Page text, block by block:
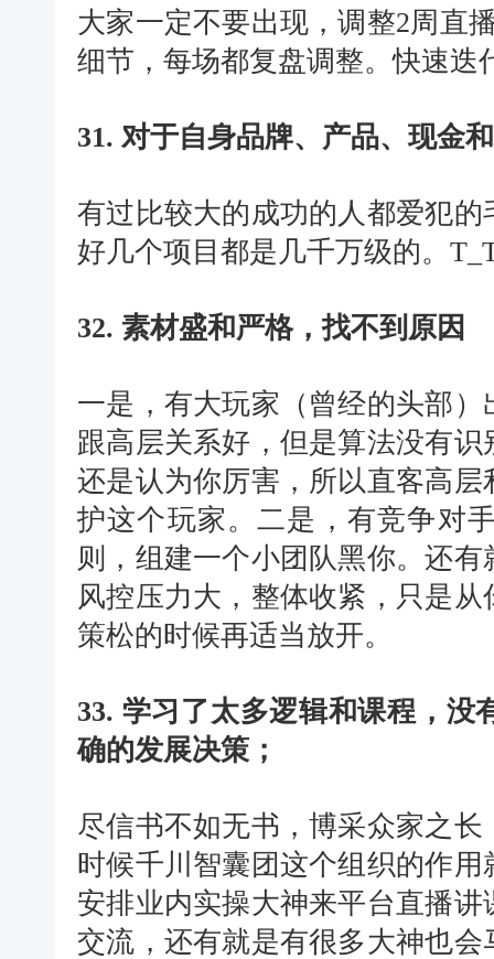
大家一定不要出现，调整2周直
细节，每场都复盘调整。快速迭
31. 对于自身品牌、产品、现金
有过比较大的成功的人都爱犯
好几个项目都是几千万级的。
32. 素材盛和严格，找不到原因
一是，有大玩家（曾经的头部
跟高层关系好，但是算法没有
还是认为你厉害，所以直客高
护这个玩家。二是，有竞争对
则，组建一个小团队黑你。还
风控压力大，整体收紧，只是
策松的时候再适当放开。
33. 学习了太多逻辑和课程，没
确的发展决策；
尽信书不如无书，博采众家之
时候千川智囊团这个组织的作
安排业内实操大神来平台直播
交流，还有就是有很多大神也